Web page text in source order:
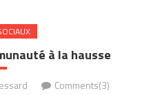
à la hausse
Comments(3)